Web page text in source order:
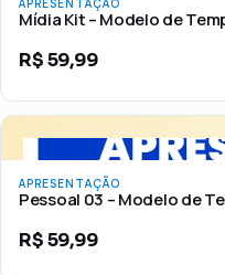
APRESENTAÇÃO
Mídia Kit – Modelo de
R$59,99
APRESENTAÇÃO
Pessoal 03 – Modelo de
R$59,99